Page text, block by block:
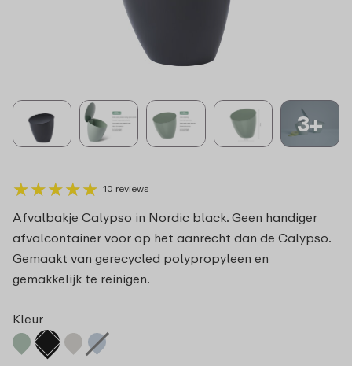
3+
★★★★★
★★★★★ 10 reviews
Afvalbakje Calypso in Nordic black. Geen handiger
afvalcontainer voor op het aanrecht dan de Calypso.
Gemaakt van gerecycled polypropyleen en
gemakkelijk te reinigen.
Kleur